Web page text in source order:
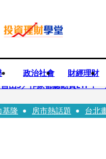
政治社會 財經理財
由3／作家都聽勸買ETF！
孔曉振揹什麼包？
基隆 房市熱話題 台北